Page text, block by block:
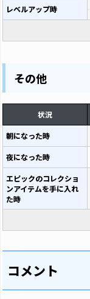
レベルアップ時
その他
状況
朝になった時
夜になった時
エピックのコレクショ
ンアイテムを手に入れ
た時
コメント